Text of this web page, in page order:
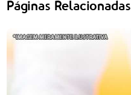
Páginas Relacionadas